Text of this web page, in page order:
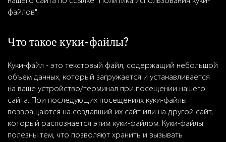
файлов".
Что такое куки-файлы?
Куки-файл - это текстовый файл, содержащий небольшой
объем данных, который загружается и устанавливается
на ваше устройство/терминал при посещении нашего
сайта. При последующих посещениях куки-файлы
возвращаются на создавший их сайт или на другой сайт,
который распознается этим куки-файлом. Куки-файлы
полезны тем, что позволяют хранить и вызывать